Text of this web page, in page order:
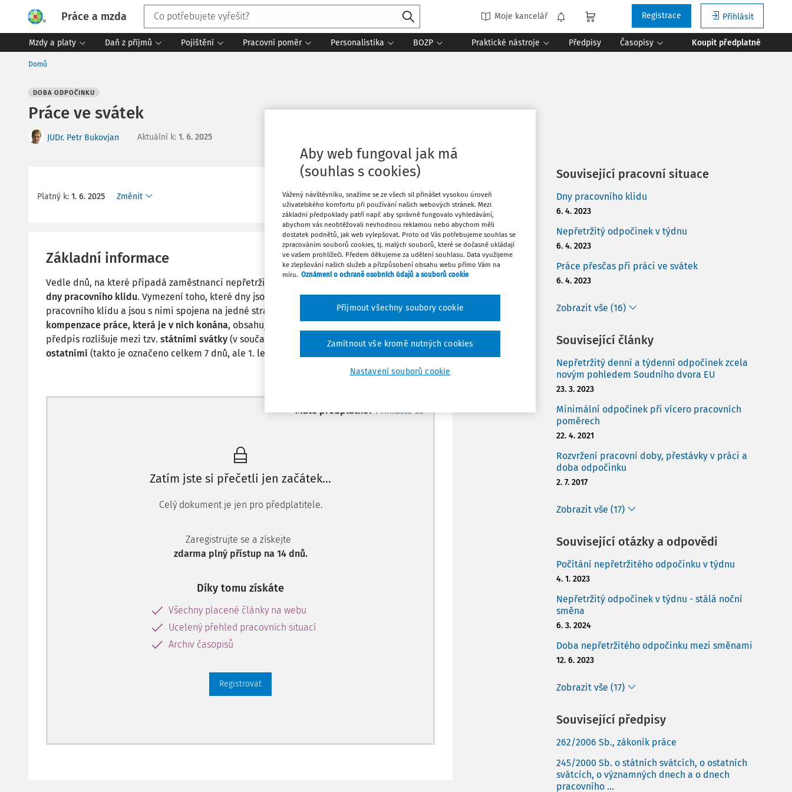
Práce a mzda Moje kancelář Přihlásit
Registrace
Mzdy a platy Daň z příjmů Pojištění Pracovní poměr Personalistika BOZP Praktické nástroje Předpisy Časopisy Koupit předplatné
Domů
DOBA ODPOČINKU
Práce ve svátek
JUDr. Petr Bukovjan Aktuální k: 1. 6. 2025
Platný k: 1. 6. 2025 Změnit
Základní informace
Vedle dnů, na které připadá zaměstnanci nepřetržitý odpočinek v týdnu,
patří svátky mezi
dny pracovního klidu. Vymezení toho, které dny jsou svátkem, spadají proto do dnů
pracovního klidu a jsou s nimi spojena na jedné straně určitá omezení, na druhé straně
kompenzace práce, která je v nich konána, obsahuje zvláštní právní předpis. Tento právní
předpis rozlišuje mezi tzv. státními svátky (v současnosti je jich celkem 7) asvátky
ostatními (takto je označeno celkem 7 dnů, ale 1. leden patří rovněž mezi státní svátky).
Máte předplatné? Přihlaste se
Zatím jste si přečetli jen začátek…
Celý dokument je jen pro předplatitele.
Zaregistrujte se a získejte
zdarma plný přístup na 14 dnů.
Díky tomu získáte
Všechny placené články na webu
Ucelený přehled pracovních situací
Archiv časopisů
Registrovat
Tisknout
Oblíbené
Sdílet
Stáhnout
Poznámka
Související pracovní situace
Dny pracovního klidu
6. 4. 2023
Nepřetržitý odpočinek v týdnu
6. 4. 2023
Práce přesčas při práci ve svátek
6. 4. 2023
Zobrazit vše (16)
Související články
Nepřetržitý denní a týdenní odpočinek zcela
novým pohledem Soudního dvora EU
23. 3. 2023
Minimální odpočinek při vícero pracovních
poměrech
22. 4. 2021
Rozvržení pracovní doby, přestávky v práci a
doba odpočinku
2. 7. 2017
Zobrazit vše (17)
Související otázky a odpovědi
Počítání nepřetržitého odpočinku v týdnu
4. 1. 2023
Nepřetržitý odpočinek v týdnu - stálá noční
směna
6. 3. 2024
Doba nepřetržitého odpočinku mezi směnami
12. 6. 2023
Zobrazit vše (17)
Související předpisy
262/2006 Sb., zákoník práce
245/2000 Sb. o státních svátcích, o ostatních
svátcích, o významných dnech a o dnech
pracovního ...
Aby web fungoval jak má
(souhlas s cookies)
Vážený návštěvníku, snažíme se ze všech sil přinášet vysokou úroveň
uživatelského komfortu při používání našich webových stránek. Mezi
základní předpoklady patří např. aby správně fungovalo vyhledávání,
abychom vás neobtěžovali nevhodnou reklamou nebo abychom měli
dostatek podnětů, jak web vylepšovat. Proto od Vás potřebujeme souhlas se
zpracováním souborů cookies, tj. malých souborů, které se dočasně ukládají
ve vašem prohlížeči. Předem děkujeme za udělení souhlasu. Data využijeme
ke zlepšování našich služeb a přizpůsobení obsahu webu přímo Vám na
míru. Oznámení o ochraně osobních údajů a souborů cookie
Nastavení souborů cookie
Zamítnout vše kromě nutných cookies
Přijmout všechny soubory cookie